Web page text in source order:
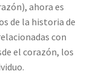
ahora es
de la historia de
con
el corazón, los